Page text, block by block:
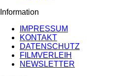
Information
IMPRESSUM
KONTAKT
DATENSCHUTZ
FILMVERLEIH
NEWSLETTER